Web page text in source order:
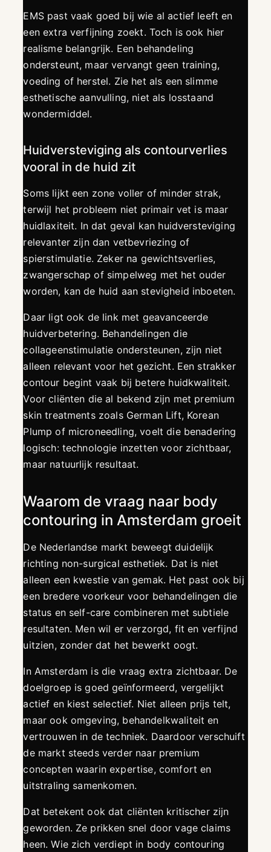
EMS past vaak goed bij wie al actief leeft en
een extra verfijning zoekt. Toch is ook hier
realisme belangrijk. Een behandeling
ondersteunt, maar vervangt geen training,
voeding of herstel. Zie het als een slimme
esthetische aanvulling, niet als losstaand
wondermiddel.
Huidversteviging als contourverlies
vooral in de huid zit
Soms lijkt een zone voller of minder strak,
terwijl het probleem niet primair vet is maar
huidlaxiteit. In dat geval kan huidversteviging
relevanter zijn dan vetbevriezing of
spierstimulatie. Zeker na gewichtsverlies,
zwangerschap of simpelweg met het ouder
worden, kan de huid aan stevigheid inboeten.
Daar ligt ook de link met geavanceerde
huidverbetering. Behandelingen die
collageenstimulatie ondersteunen, zijn niet
alleen relevant voor het gezicht. Een strakker
contour begint vaak bij betere huidkwaliteit.
Voor cliënten die al bekend zijn met premium
skin treatments zoals German Lift, Korean
Plump of microneedling, voelt die benadering
logisch: technologie inzetten voor zichtbaar,
maar natuurlijk resultaat.
Waarom de vraag naar body
contouring in Amsterdam groeit
De Nederlandse markt beweegt duidelijk
richting non-surgical esthetiek. Dat is niet
alleen een kwestie van gemak. Het past ook bij
een bredere voorkeur voor behandelingen die
status en self-care combineren met subtiele
resultaten. Men wil er verzorgd, fit en verfijnd
uitzien, zonder dat het bewerkt oogt.
In Amsterdam is die vraag extra zichtbaar. De
doelgroep is goed geïnformeerd, vergelijkt
actief en kiest selectief. Niet alleen prijs telt,
maar ook omgeving, behandelkwaliteit en
vertrouwen in de techniek. Daardoor verschuift
de markt steeds verder naar premium
concepten waarin expertise, comfort en
uitstraling samenkomen.
Dat betekent ook dat cliënten kritischer zijn
geworden. Ze prikken snel door vage claims
heen. Wie zich verdiept in body contouring